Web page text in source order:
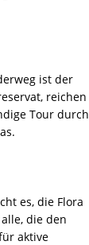
ist der
reichen
Tour durch
es, die Flora
die den
aktive